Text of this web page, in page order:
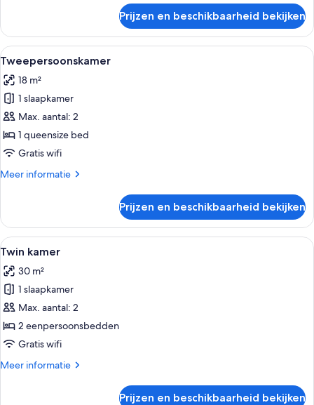
Prijzen en beschikbaarheid bekijken
Alle
foto's
voor
Tweepersoonskamer
laden
Een moderne slaapkamer met een
5
Tweepersoonskamer
18 m²
1 slaapkamer
Max. aantal: 2
1 queensize bed
Gratis wifi
Meer informatie
Meer
Prijzen en beschikbaarheid bekijken
Alle
foto's
voor
Twin
kamer
laden
Een slaapkamer met een bed, een
4
Twin kamer
30 m²
1 slaapkamer
Max. aantal: 2
2 eenpersoonsbedden
Gratis wifi
Meer informatie
Meer
Prijzen en beschikbaarheid bekijken